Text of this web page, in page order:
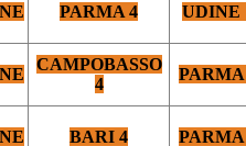
PARMA 4 UDINE
CAMPOBASSO
4
PARMA
BARI 4 PARMA